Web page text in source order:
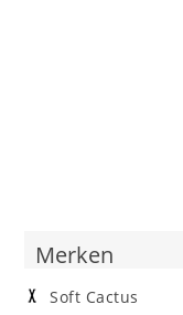
Merken
Soft Cactus